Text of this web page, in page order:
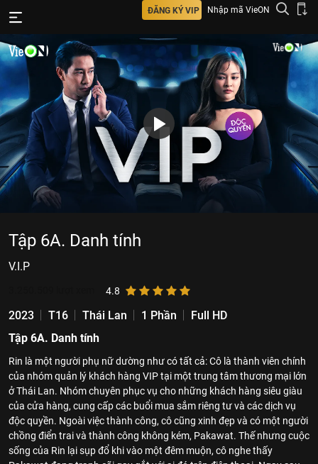
ĐĂNG KÝ VIP Nhập mã VieON
Tập 6A. Danh tính
V.I.P
4.8
2023 T16 Thái Lan 1 Phần
Full HD
Tập 6A. Danh tính
Rin là một người phụ nữ dường như có tất cả: Cô là thành viên chính
của nhóm quản lý khách hàng VIP tại một trung tâm thương mại lớn
ở Thái Lan. Nhóm chuyên phục vụ cho những khách hàng siêu giàu
của cửa hàng, cung cấp các buổi mua sắm riêng tư và các dịch vụ
độc quyền. Ngoài việc thành công, cô cũng xinh đẹp và có một người
chồng điển trai và thành công không kém, Pakawat. Thế nhưng cuộc
sống của Rin lại sụp đổ khi vào một đêm muộn, cô nghe thấy